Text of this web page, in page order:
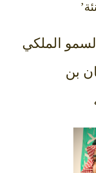
الملكي
بن